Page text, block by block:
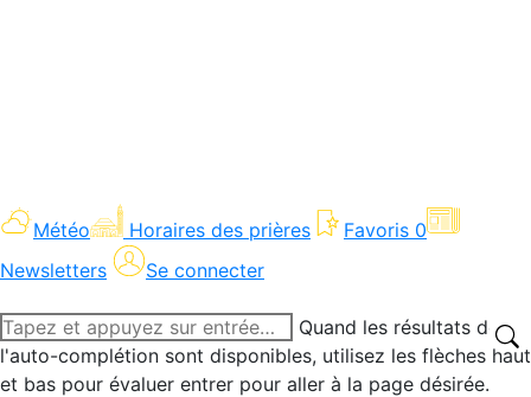
Météo Horaires des prières Favoris 0
Newsletters
Se connecter
Recherche
:
Quand les résultats de
l'auto-complétion sont disponibles, utilisez les flèches haut
et bas pour évaluer entrer pour aller à la page désirée.